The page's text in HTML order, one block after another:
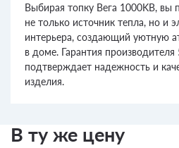
Выбирая топку Вега 1000KB, вы
не только источник тепла, но и
интерьера, создающий уютную
в доме. Гарантия производителя
подтверждает надежность и
изделия.
В ту же цену